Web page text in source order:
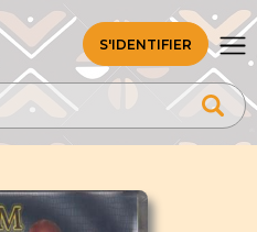
S'IDENTIFIER